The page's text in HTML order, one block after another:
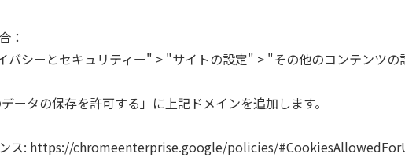
：
シーとセキュリティー" > "サイトの設定" > "その他のコンテンツ
ータの保存を許可する」に上記ドメインを追加します。
ス: https://chromeenterprise.google/policies/